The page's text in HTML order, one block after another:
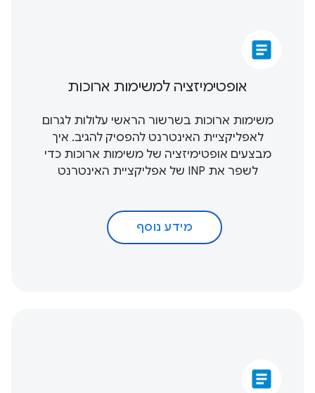
article
אופטימיזציה למשימות ארוכות
משימות ארוכות בשרשור הראשי עלולות לגרום
לאפליקציית האינטרנט להפסיק להגיב. איך
מבצעים אופטימיזציה של משימות ארוכות כדי
לשפר את INP של אפליקציית האינטרנט
מידע נוסף
article